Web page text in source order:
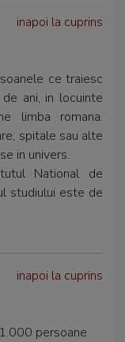
inapoi la cuprins
ce traiesc
ani, in locuinte
limba romana.
spitale sau alte
in univers.
National de
studiului este de
inapoi la cuprins
persoane